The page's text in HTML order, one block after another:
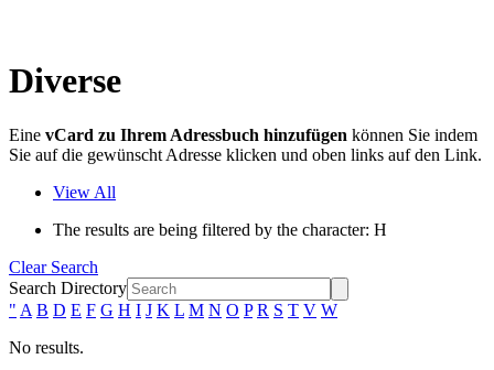
Diverse
Eine vCard zu Ihrem Adressbuch hinzufügen können Sie indem
Sie auf die gewünscht Adresse klicken und oben links auf den Link.
View All
The results are being filtered by the character: H
Clear Search
Search Directory
" A B D E F G H I J K L M N O P R S T V W
No results.